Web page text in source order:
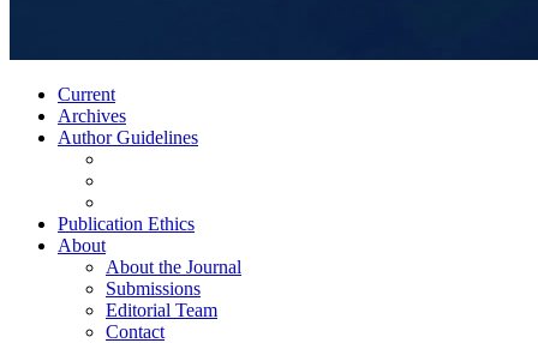
Current
Archives
Author Guidelines
Publication Ethics
About
About the Journal
Submissions
Editorial Team
Contact